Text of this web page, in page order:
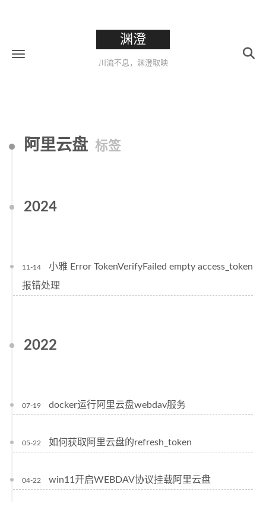
渊澄
川流不息，渊澄取映
阿里云盘 标签
2024
11-14
小雅 Error TokenVerifyFailed empty access_token
报错处理
2022
07-19 docker运行阿里云盘webdav服务
05-22 如何获取阿里云盘的refresh_token
04-22 win11开启WEBDAV协议挂载阿里云盘